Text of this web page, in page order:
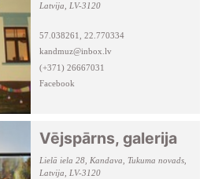
Latvija, LV-3120
57.038261, 22.770334
kandmuz@inbox.lv
(+371) 26667031
Facebook
Vējspārns, galerija
Lielā iela 28, Kandava, Tukuma novads,
Latvija, LV-3120